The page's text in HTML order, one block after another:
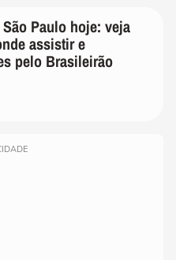
Paulo hoje: veja
assistir e
pelo Brasileirão